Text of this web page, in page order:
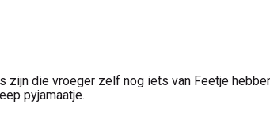
die vroeger zelf nog iets van Feetje
pyjamaatje.